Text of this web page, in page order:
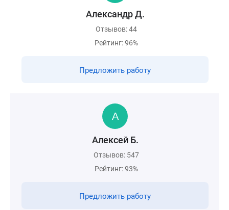
Александр Д.
Отзывов: 44
Рейтинг: 96%
Предложить работу
Алексей Б.
Отзывов: 547
Рейтинг: 93%
Предложить работу